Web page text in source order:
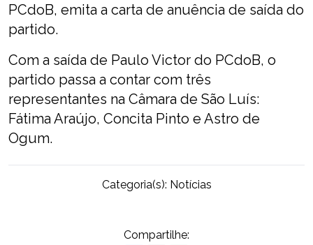
PCdoB, emita a carta de anuência de saída do
partido.
Com a saída de Paulo Victor do PCdoB, o
partido passa a contar com três
representantes na Câmara de São Luís:
Fátima Araújo, Concita Pinto e Astro de
Ogum.
Categoria(s): Notícias
Compartilhe: